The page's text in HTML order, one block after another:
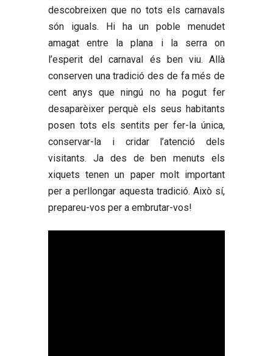
descobreixen que no tots els carnavals
són iguals. Hi ha un poble menudet
amagat entre la plana i la serra on
l’esperit del carnaval és ben viu. Allà
conserven una tradició des de fa més de
cent anys que ningú no ha pogut fer
desaparèixer perquè els seus habitants
posen tots els sentits per fer-la única,
conservar-la i cridar l’atenció dels
visitants. Ja des de ben menuts els
xiquets tenen un paper molt important
per a perllongar aquesta tradició. Això sí,
prepareu-vos per a embrutar-vos!